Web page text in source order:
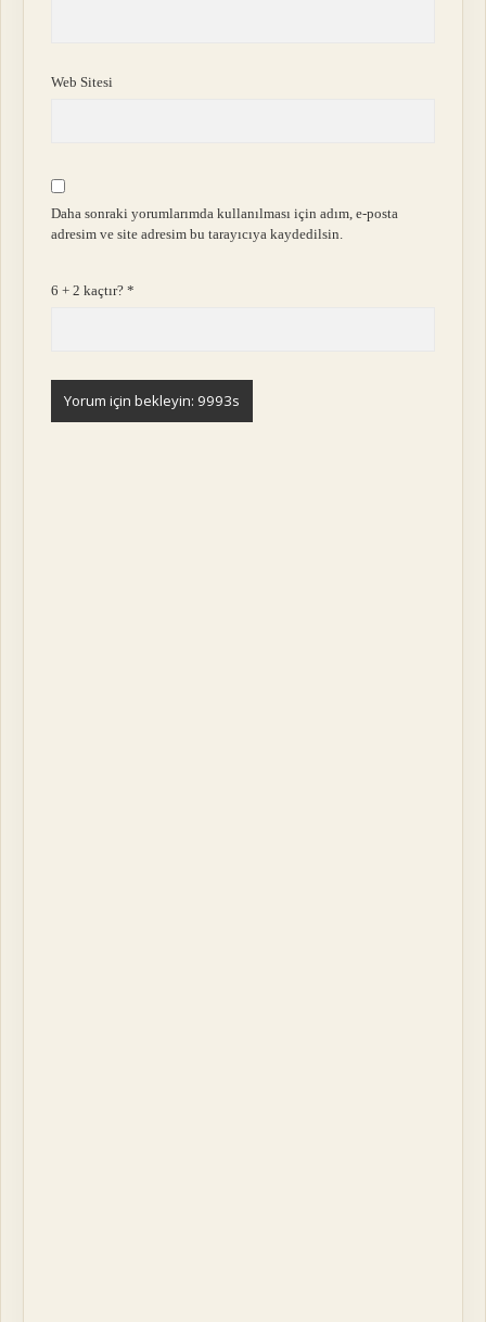
Web Sitesi
Daha sonraki yorumlarımda kullanılması için adım, e-posta
adresim ve site adresim bu tarayıcıya kaydedilsin.
6 + 2 kaçtır?*